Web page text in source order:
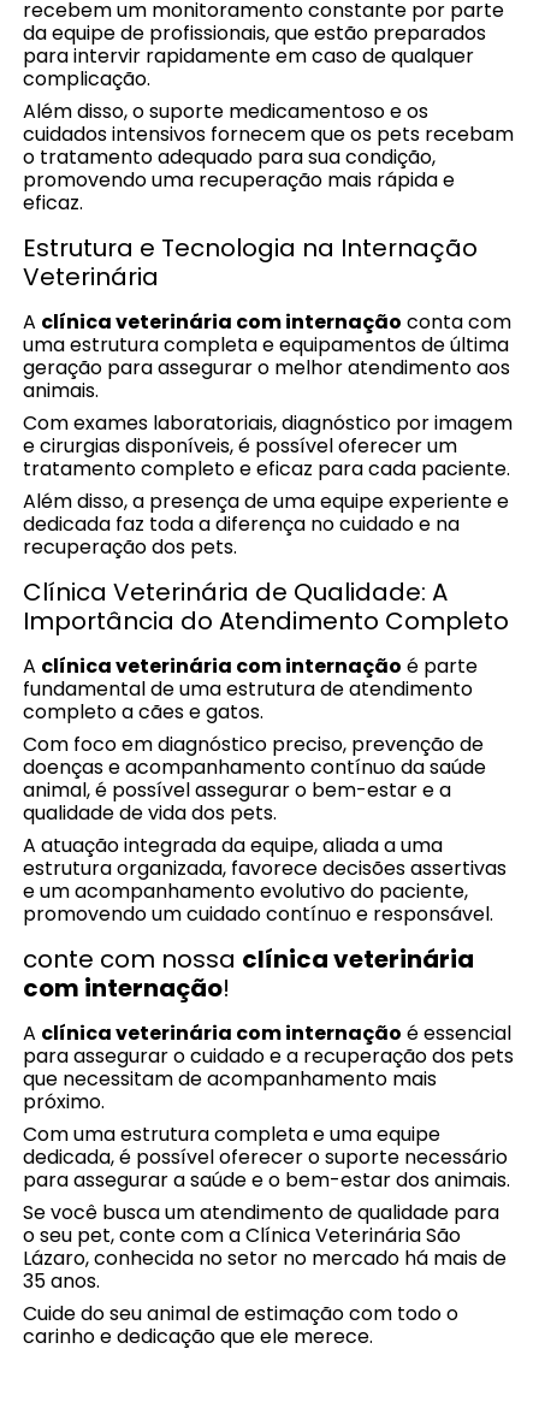
recebem um monitoramento constante por parte
da equipe de profissionais, que estão preparados
para intervir rapidamente em caso de qualquer
complicação.
Além disso, o suporte medicamentoso e os
cuidados intensivos fornecem que os pets recebam
o tratamento adequado para sua condição,
promovendo uma recuperação mais rápida e
eficaz.
Estrutura e Tecnologia na Internação
Veterinária
A clínica veterinária com internação conta com
uma estrutura completa e equipamentos de última
geração para assegurar o melhor atendimento aos
animais.
Com exames laboratoriais, diagnóstico por imagem
e cirurgias disponíveis, é possível oferecer um
tratamento completo e eficaz para cada paciente.
Além disso, a presença de uma equipe experiente e
dedicada faz toda a diferença no cuidado e na
recuperação dos pets.
Clínica Veterinária de Qualidade: A
Importância do Atendimento Completo
A clínica veterinária com internação é parte
fundamental de uma estrutura de atendimento
completo a cães e gatos.
Com foco em diagnóstico preciso, prevenção de
doenças e acompanhamento contínuo da saúde
animal, é possível assegurar o bem-estar e a
qualidade de vida dos pets.
A atuação integrada da equipe, aliada a uma
estrutura organizada, favorece decisões assertivas
e um acompanhamento evolutivo do paciente,
promovendo um cuidado contínuo e responsável.
conte com nossa clínica veterinária
com internação!
A clínica veterinária com internação é essencial
para assegurar o cuidado e a recuperação dos pets
que necessitam de acompanhamento mais
próximo.
Com uma estrutura completa e uma equipe
dedicada, é possível oferecer o suporte necessário
para assegurar a saúde e o bem-estar dos animais.
Se você busca um atendimento de qualidade para
o seu pet, conte com a Clínica Veterinária São
Lázaro, conhecida no setor no mercado há mais de
35 anos.
Cuide do seu animal de estimação com todo o
carinho e dedicação que ele merece.